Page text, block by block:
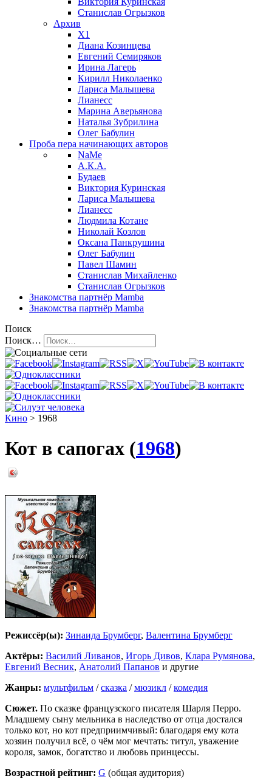
Станислав Огрызков
Архив
X1
Диана Козинцева
Евгений Семиряков
Ирина Лагерь
Кирилл Николаенко
Лариса Малышева
Лианесс
Марина Аверьянова
Наталья Зубрилина
Олег Бабулин
Проба пера начинающих авторов
NaMe
А.К.А.
Будаев
Виктория Куринская
Лариса Малышева
Лианесс
Людмила Котане
Николай Козлов
Оксана Панкрушина
Олег Бабулин
Павел Шамин
Станислав Михайленко
Станислав Огрызков
Знакомства партнёр Mamba
Знакомства партнёр Mamba
Поиск
Поиск…
Кино > 1968
Кот в сапогах (1968)
Режиссёр(ы): Зинаида Брумберг, Валентина Брумберг
Актёры: Василий Ливанов, Игорь Дивов, Клара Румянова,
Евгений Весник, Анатолий Папанов и другие
Жанры: мультфильм /сказка /мюзикл /комедия
Сюжет. По сказке французского писателя Шарля Перро.
Младшему сыну мельника в наследство от отца достался
только кот, но кот предприимчивый: благодаря ему кота
хозяин получил всё, о чём мог мечтать: титул, уважение
короля, замок, богатство и любовь принцессы.
Возрастной рейтинг: G (общая аудитория)